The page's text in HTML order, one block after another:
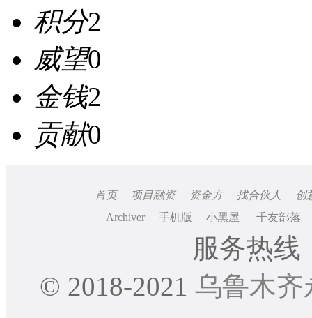
积分2
威望0
金钱2
贡献0
首页 项目融资 资金方 找合伙人
创
Archiver
手机版 小黑屋 千友部落
服务热线
© 2018-2021 乌鲁木齐